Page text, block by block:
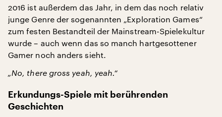
2016 ist außerdem das Jahr, in dem das noch relativ
junge Genre der sogenannten „Exploration Games“
zum festen Bestandteil der Mainstream-Spielekultur
wurde – auch wenn das so manch hartgesottener
Gamer noch anders sieht.
„No, there gross yeah, yeah.“
Erkundungs-Spiele mit berührenden
Geschichten